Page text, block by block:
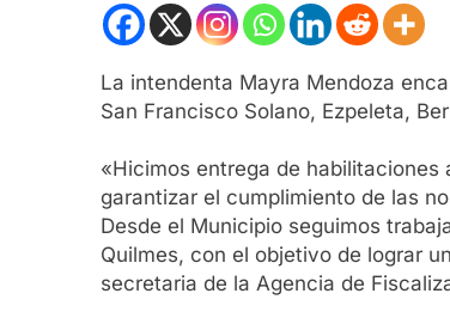
La intendenta Mayra Mendoza
San Francisco Solano, Ezpeleta,
«Hicimos entrega de
garantizar el cumplimiento de las
Desde el Municipio seguimos
Quilmes, con el objetivo de lograr
secretaria de la Agencia de